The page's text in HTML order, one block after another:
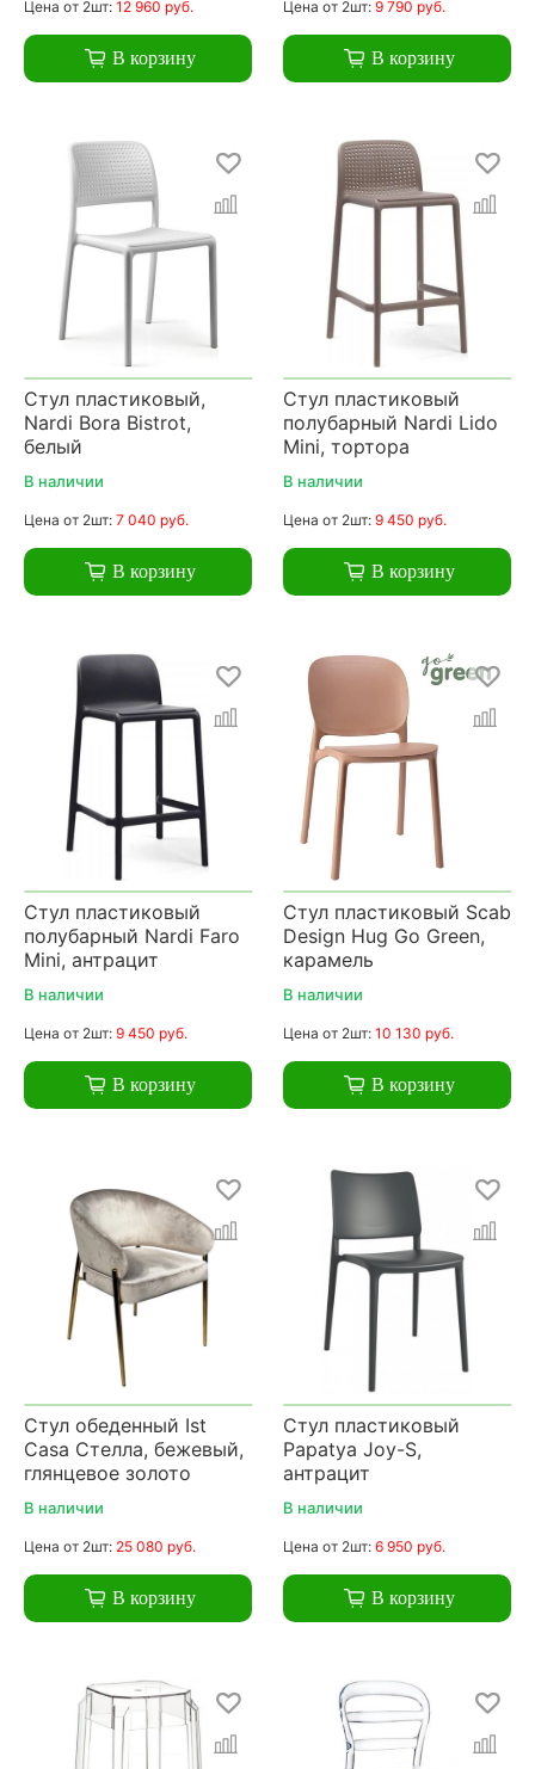
Цена от 2шт: 12 960 руб.
В корзину
Цена от 2шт: 9 790 руб.
В корзину
Стул пластиковый,
Nardi Bora Bistrot,
белый
В наличии
Цена от 2шт: 7 040 руб.
В корзину
Стул пластиковый
полубарный Nardi Lido
Mini, тортора
В наличии
Цена от 2шт: 9 450 руб.
В корзину
Стул пластиковый
полубарный Nardi Faro
Mini, антрацит
В наличии
Цена от 2шт: 9 450 руб.
В корзину
Стул пластиковый Scab
Design Hug Go Green,
карамель
В наличии
Цена от 2шт: 10 130 руб.
В корзину
Стул обеденный Ist
Casa Стелла, бежевый,
глянцевое золото
В наличии
Цена от 2шт: 25 080 руб.
В корзину
Стул пластиковый
Papatya Joy-S,
антрацит
В наличии
Цена от 2шт: 6 950 руб.
В корзину